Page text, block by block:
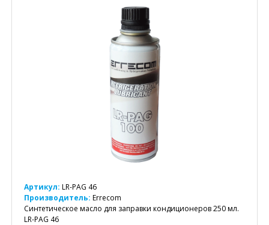
Артикул: LR-PAG 46
Производитель: Errecom
Синтетическое масло для заправки кондиционеров 250 мл.
LR-PAG 46